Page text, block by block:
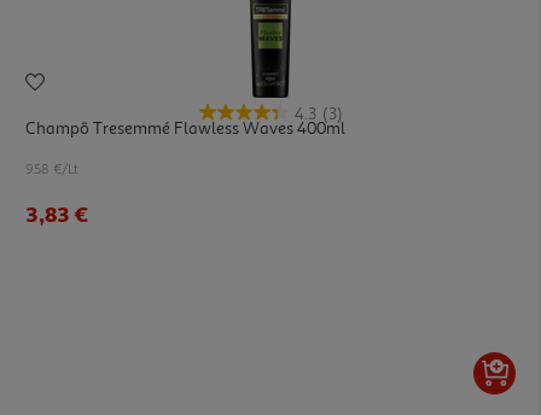
4.3 (3)
Champô Tresemmé Flawless Waves 400ml
9.58 €/Lt
3,83 €